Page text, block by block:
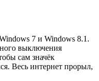
7 и Windows 8.1.
выключения
сам значёк
Весь интернет прорыл,